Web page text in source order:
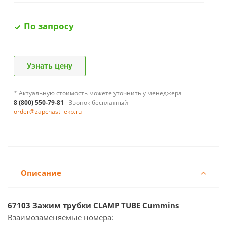
По запросу
Узнать цену
* Актуальную стоимость можете уточнить у менеджера
8 (800) 550-79-81 - Звонок бесплатный
order@zapchasti-ekb.ru
Описание
67103 Зажим трубки CLAMP TUBE Cummins
Взаимозаменяемые номера: